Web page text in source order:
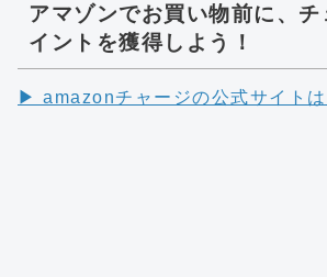
アマゾンでお買い物前に、
イントを獲得しよう！
▶︎ amazonチャージの公式サイト